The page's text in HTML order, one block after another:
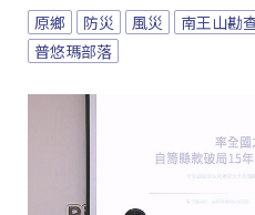
原鄉 防災 風災 南王山勘
普悠瑪部落